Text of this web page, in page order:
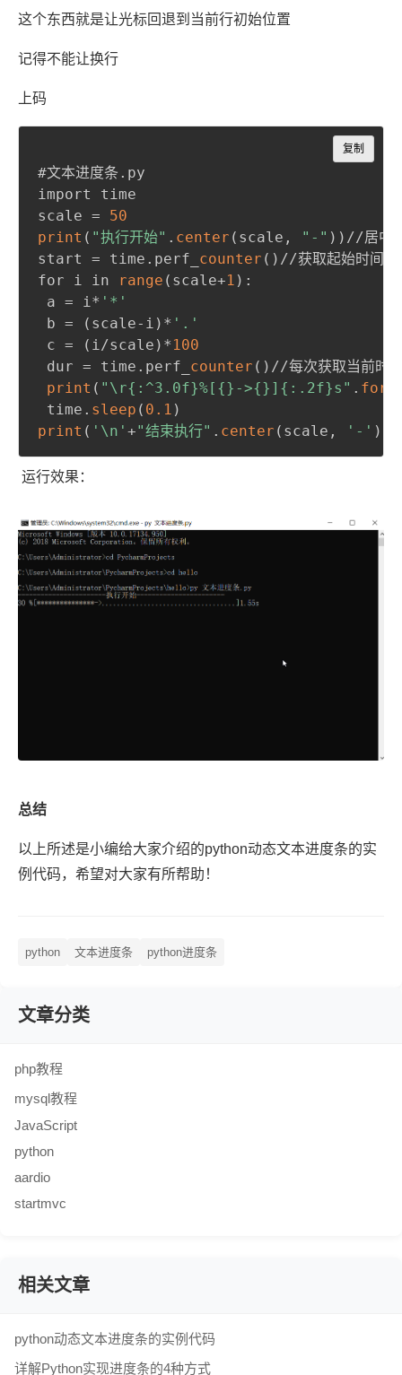
这个东西就是让光标回退到当前行初始位置
记得不能让换行
上码
#文本进度条.py
import time
scale = 50
print ( "执行开始" . center ( scale , "-" ) ) //居中
start = time.perf_ counter ( ) //获取起始时间
for i in
range ( scale+1 ) :
a = i* '*'
b =
( scale-i ) * '.'
c =
( i/scale ) * 100
dur = time.perf_ counter ( ) //每次获取当前时
print ( "\r{:^3.0f}%[{}->{}]{:.2f}s" .
time. sleep ( 0.1 )
print ( '\n' +"结束执行" . center ( scale , '-' )
复制
Copy
运行效果：
总结
以上所述是小编给大家介绍的python动态文本进度条的实
例代码，希望对大家有所帮助！
python 文本进度条 python进度条
文章分类
php教程
mysql教程
JavaScript
python
aardio
startmvc
相关文章
python动态文本进度条的实例代码
详解Python实现进度条的4种方式